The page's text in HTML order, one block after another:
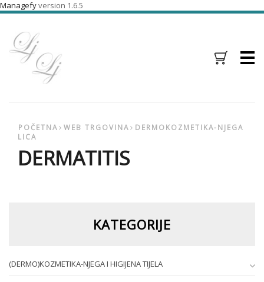
Managefyversion 1.6.5
Menu
POČETNA WEB TRGOVINA
DERMOKOZMETIKA-NJEGA
LICA
DERMATITIS
KATEGORIJE
(DERMO)KOZMETIKA-NJEGA I HIGIJENA TIJELA